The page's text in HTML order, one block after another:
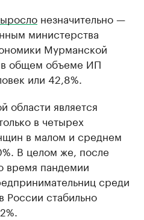
незначительно —
министерства
Мурманской
общем объеме ИП
или 42,8%.
области является
в четырех
в малом и среднем
В целом же, после
время пандемии
среди
России стабильно